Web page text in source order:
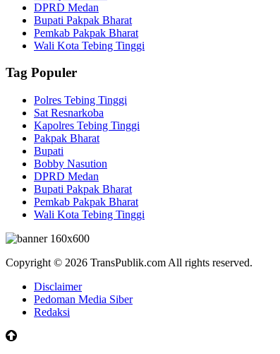
DPRD Medan
Bupati Pakpak Bharat
Pemkab Pakpak Bharat
Wali Kota Tebing Tinggi
Tag Populer
Polres Tebing Tinggi
Sat Resnarkoba
Kapolres Tebing Tinggi
Pakpak Bharat
Bupati
Bobby Nasution
DPRD Medan
Bupati Pakpak Bharat
Pemkab Pakpak Bharat
Wali Kota Tebing Tinggi
Copyright © 2026 TransPublik.com All rights reserved.
Disclaimer
Pedoman Media Siber
Redaksi